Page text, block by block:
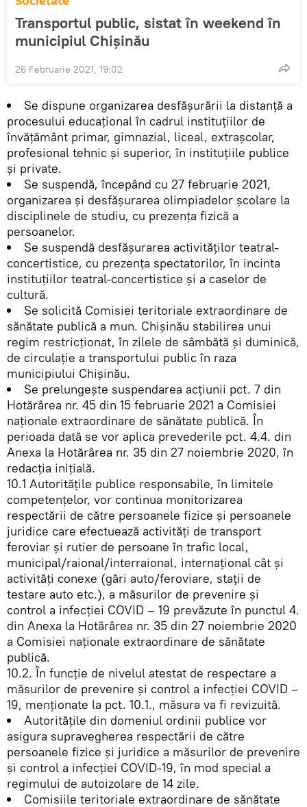
Transportul public, sistat în weekend în
municipiul Chișinău
26 Februarie 2021, 19:02
Se dispune organizarea desfăşurării la distanţă a
procesului educațional în cadrul instituţiilor de
învăţământ primar, gimnazial, liceal, extraşcolar,
profesional tehnic şi superior, în instituțiile publice
şi private.
Se suspendă, începând cu 27 februarie 2021,
organizarea și desfășurarea olimpiadelor școlare la
disciplinele de studiu, cu prezenţa fizică a
persoanelor.
Se suspendă desfăşurarea activităţilor teatral-
concertistice, cu prezenţa spectatorilor, în incinta
instituţiilor teatral-concertistice și a caselor de
cultură.
Se solicită Comisiei teritoriale extraordinare de
sănătate publică a mun. Chișinău stabilirea unui
regim restricționat, în zilele de sâmbătă și duminică,
de circulație a transportului public în raza
municipiului Chișinău.
Se prelungește suspendarea acțiunii pct. 7 din
Hotărârea nr. 45 din 15 februarie 2021 a Comisiei
naționale extraordinare de sănătate publică. În
perioada dată se vor aplica prevederile pct. 4.4. din
Anexa la Hotărârea nr. 35 din 27 noiembrie 2020, în
redacția inițială.
10.1 Autoritățile publice responsabile, în limitele
competențelor, vor continua monitorizarea
respectării de către persoanele fizice şi persoanele
juridice care efectuează activităţi de transport
feroviar şi rutier de persoane în trafic local,
municipal/raional/interraional, internaţional cât şi
activităţi conexe (gări auto/feroviare, staţii de
testare auto etc.), a măsurilor de prevenire şi
control a infecţiei COVID – 19 prevăzute în punctul 4.
din Anexa la Hotărârea nr. 35 din 27 noiembrie 2020
a Comisiei naționale extraordinare de sănătate
publică.
10.2. În funcție de nivelul atestat de respectare a
măsurilor de prevenire şi control a infecţiei COVID –
19, menționate la pct. 10.1., măsura va fi revizuită.
Autoritățile din domeniul ordinii publice vor
asigura supravegherea respectării de către
persoanele fizice şi juridice a măsurilor de prevenire
şi control a infecției COVID-19, în mod special a
regimului de autoizolare de 14 zile.
Comisiile teritoriale extraordinare de sănătate